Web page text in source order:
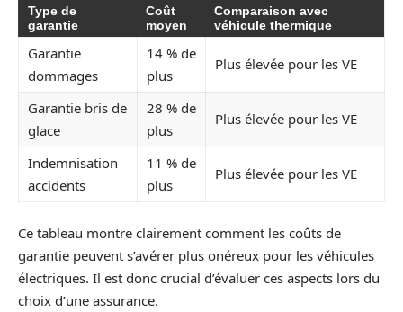
Type de
garantie
Coût
moyen
Comparaison avec
véhicule thermique
Garantie
dommages
14 % de
plus
Plus élevée pour les VE
Garantie bris de
glace
28 % de
plus
Plus élevée pour les VE
Indemnisation
accidents
11 % de
plus
Plus élevée pour les VE
Ce tableau montre clairement comment les coûts de
garantie peuvent s’avérer plus onéreux pour les véhicules
électriques. Il est donc crucial d’évaluer ces aspects lors du
choix d’une assurance.